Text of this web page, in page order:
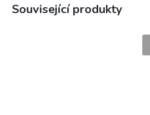
Související produkty